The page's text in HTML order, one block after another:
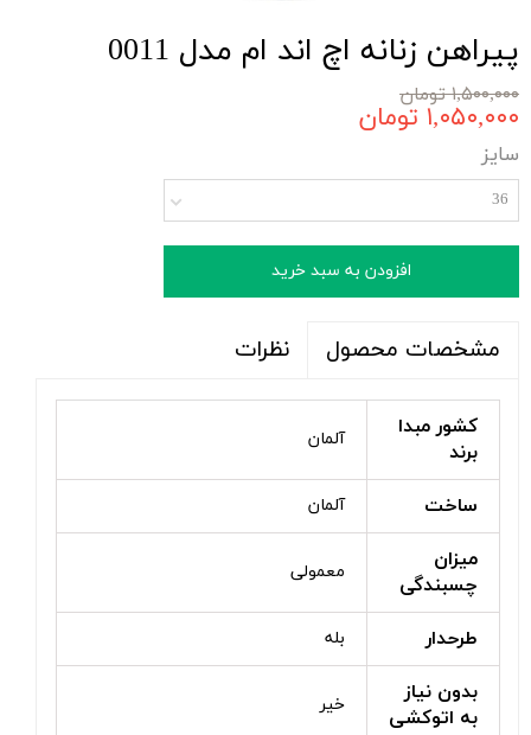
پیراهن زنانه اچ اند ام مدل 0011
۱,۵۰۰,۰۰۰ تومان
۱,۰۵۰,۰۰۰ تومان
سایز
36
افزودن به سبد خرید
مشخصات محصول نظرات
کشور مبدا
برند
آلمان
ساخت آلمان
میزان
چسبندگی
معمولی
طرحدار بله
بدون نیاز
به اتوکشی
خیر